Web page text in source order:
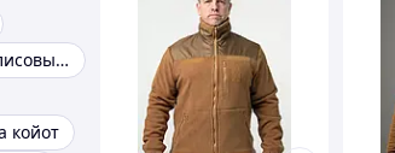
Тактические флисовые кофты
койот